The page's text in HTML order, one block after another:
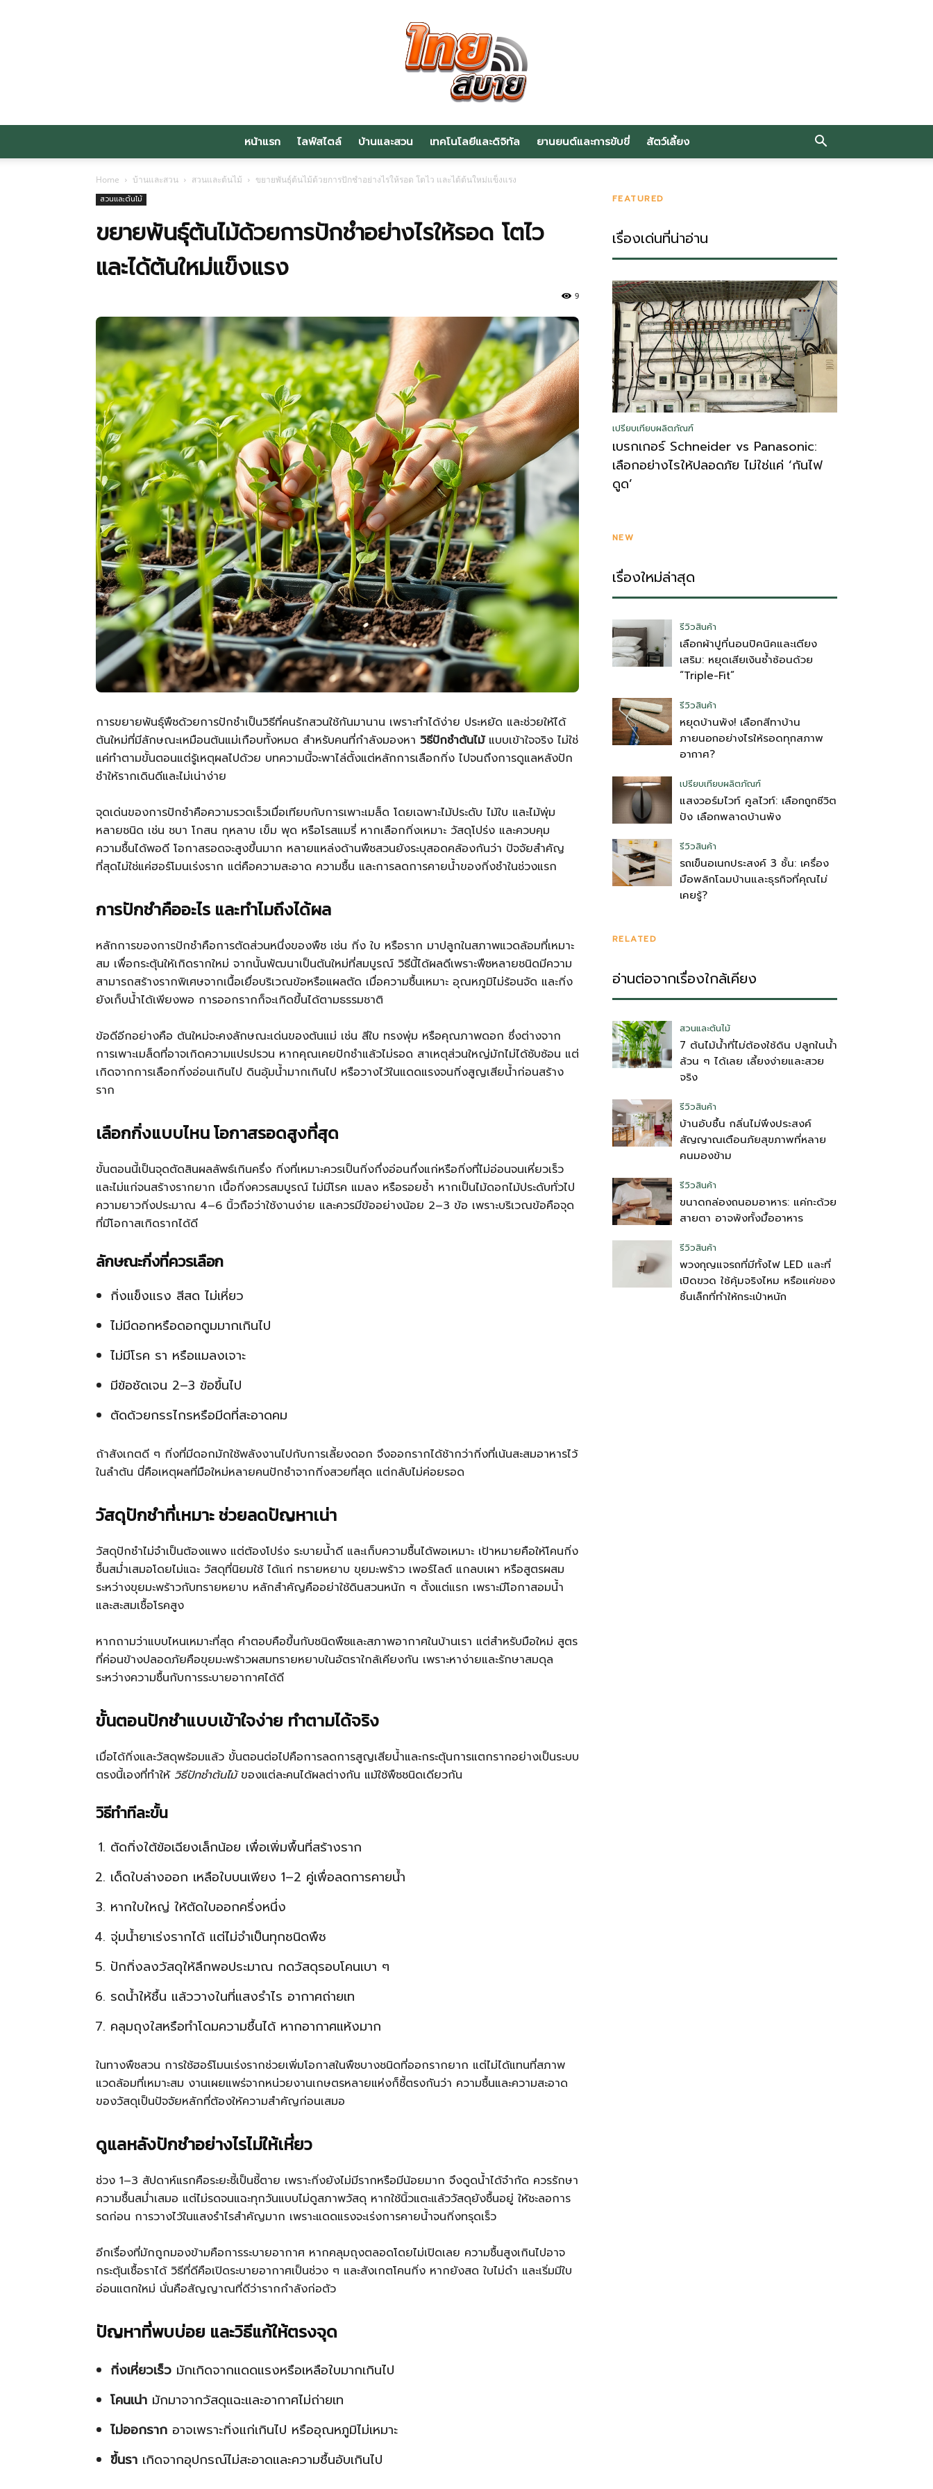
วา
ไร
ตี้
หน้าแรก ไลฟ์สไตล์ บ้านและสวน เทคโนโลยีและดิจิทัล ยานยนต์และการขับขี่ สัตว์เลี้ยง
Home บ้านและสวน สวนและต้นไม้ ขยายพันธุ์ต้นไม้ด้วยการปักชำอย่างไรให้รอด โตไว และได้ต้นใหม่แข็งแรง
สวนและต้นไม้
ขยายพันธุ์ต้นไม้ด้วยการปักชำอย่างไรให้รอด โตไว
และได้ต้นใหม่แข็งแรง
9
การขยายพันธุ์พืชด้วยการปักชำเป็นวิธีที่คนรักสวนใช้กันมานาน เพราะทำได้ง่าย ประหยัด และช่วยให้ได้
ต้นใหม่ที่มีลักษณะเหมือนต้นแม่เกือบทั้งหมด สำหรับคนที่กำลังมองหา วิธีปักชำต้นไม้แบบเข้าใจจริง ไม่ใช่
แค่ทำตามขั้นตอนแต่รู้เหตุผลไปด้วย บทความนี้จะพาไล่ตั้งแต่หลักการเลือกกิ่ง ไปจนถึงการดูแลหลังปัก
ชำให้รากเดินดีและไม่เน่าง่าย
จุดเด่นของการปักชำคือความรวดเร็วเมื่อเทียบกับการเพาะเมล็ด โดยเฉพาะไม้ประดับ ไม้ใบ และไม้พุ่ม
หลายชนิด เช่น ชบา โกสน กุหลาบ เข็ม พุด หรือโรสแมรี่ หากเลือกกิ่งเหมาะ วัสดุโปร่ง และควบคุม
ความชื้นได้พอดี โอกาสรอดจะสูงขึ้นมาก หลายแหล่งด้านพืชสวนยังระบุสอดคล้องกันว่า ปัจจัยสำคัญ
ที่สุดไม่ใช่แค่ฮอร์โมนเร่งราก แต่คือความสะอาด ความชื้น และการลดการคายน้ำของกิ่งชำในช่วงแรก
การปักชำคืออะไร และทำไมถึงได้ผล
หลักการของการปักชำคือการตัดส่วนหนึ่งของพืช เช่น กิ่ง ใบ หรือราก มาปลูกในสภาพแวดล้อมที่เหมาะ
สม เพื่อกระตุ้นให้เกิดรากใหม่ จากนั้นพัฒนาเป็นต้นใหม่ที่สมบูรณ์ วิธีนี้ได้ผลดีเพราะพืชหลายชนิดมีความ
สามารถสร้างรากพิเศษจากเนื้อเยื่อบริเวณข้อหรือแผลตัด เมื่อความชื้นเหมาะ อุณหภูมิไม่ร้อนจัด และกิ่ง
ยังเก็บน้ำได้เพียงพอ การออกรากก็จะเกิดขึ้นได้ตามธรรมชาติ
ข้อดีอีกอย่างคือ ต้นใหม่จะคงลักษณะเด่นของต้นแม่ เช่น สีใบ ทรงพุ่ม หรือคุณภาพดอก ซึ่งต่างจาก
การเพาะเมล็ดที่อาจเกิดความแปรปรวน หากคุณเคยปักชำแล้วไม่รอด สาเหตุส่วนใหญ่มักไม่ได้ซับซ้อน แต่
เกิดจากการเลือกกิ่งอ่อนเกินไป ดินอุ้มน้ำมากเกินไป หรือวางไว้ในแดดแรงจนกิ่งสูญเสียน้ำก่อนสร้าง
ราก
เลือกกิ่งแบบไหน โอกาสรอดสูงที่สุด
ขั้นตอนนี้เป็นจุดตัดสินผลลัพธ์เกินครึ่ง กิ่งที่เหมาะควรเป็นกิ่งกึ่งอ่อนกึ่งแก่หรือกิ่งที่ไม่อ่อนจนเหี่ยวเร็ว
และไม่แก่จนสร้างรากยาก เนื้อกิ่งควรสมบูรณ์ ไม่มีโรค แมลง หรือรอยช้ำ หากเป็นไม้ดอกไม้ประดับทั่วไป
ความยาวกิ่งประมาณ 4–6 นิ้วถือว่าใช้งานง่าย และควรมีข้ออย่างน้อย 2–3 ข้อ เพราะบริเวณข้อคือจุด
ที่มีโอกาสเกิดรากได้ดี
ลักษณะกิ่งที่ควรเลือก
กิ่งแข็งแรง สีสด ไม่เหี่ยว
ไม่มีดอกหรือดอกตูมมากเกินไป
ไม่มีโรค รา หรือแมลงเจาะ
มีข้อชัดเจน 2–3 ข้อขึ้นไป
ตัดด้วยกรรไกรหรือมีดที่สะอาดคม
ถ้าสังเกตดี ๆ กิ่งที่มีดอกมักใช้พลังงานไปกับการเลี้ยงดอก จึงออกรากได้ช้ากว่ากิ่งที่เน้นสะสมอาหารไว้
ในลำต้น นี่คือเหตุผลที่มือใหม่หลายคนปักชำจากกิ่งสวยที่สุด แต่กลับไม่ค่อยรอด
วัสดุปักชำที่เหมาะ ช่วยลดปัญหาเน่า
วัสดุปักชำไม่จำเป็นต้องแพง แต่ต้องโปร่ง ระบายน้ำดี และเก็บความชื้นได้พอเหมาะ เป้าหมายคือให้โคนกิ่ง
ชื้นสม่ำเสมอโดยไม่แฉะ วัสดุที่นิยมใช้ ได้แก่ ทรายหยาบ ขุยมะพร้าว เพอร์ไลต์ แกลบเผา หรือสูตรผสม
ระหว่างขุยมะพร้าวกับทรายหยาบ หลักสำคัญคืออย่าใช้ดินสวนหนัก ๆ ตั้งแต่แรก เพราะมีโอกาสอมน้ำ
และสะสมเชื้อโรคสูง
หากถามว่าแบบไหนเหมาะที่สุด คำตอบคือขึ้นกับชนิดพืชและสภาพอากาศในบ้านเรา แต่สำหรับมือใหม่ สูตร
ที่ค่อนข้างปลอดภัยคือขุยมะพร้าวผสมทรายหยาบในอัตราใกล้เคียงกัน เพราะหาง่ายและรักษาสมดุล
ระหว่างความชื้นกับการระบายอากาศได้ดี
ขั้นตอนปักชำแบบเข้าใจง่าย ทำตามได้จริง
เมื่อได้กิ่งและวัสดุพร้อมแล้ว ขั้นตอนต่อไปคือการลดการสูญเสียน้ำและกระตุ้นการแตกรากอย่างเป็นระบบ
ตรงนี้เองที่ทำให้ วิธีปักชำต้นไม้ของแต่ละคนได้ผลต่างกัน แม้ใช้พืชชนิดเดียวกัน
วิธีทำทีละขั้น
ตัดกิ่งใต้ข้อเฉียงเล็กน้อย เพื่อเพิ่มพื้นที่สร้างราก
เด็ดใบล่างออก เหลือใบบนเพียง 1–2 คู่เพื่อลดการคายน้ำ
หากใบใหญ่ ให้ตัดใบออกครึ่งหนึ่ง
จุ่มน้ำยาเร่งรากได้ แต่ไม่จำเป็นทุกชนิดพืช
ปักกิ่งลงวัสดุให้ลึกพอประมาณ กดวัสดุรอบโคนเบา ๆ
รดน้ำให้ชื้น แล้ววางในที่แสงรำไร อากาศถ่ายเท
คลุมถุงใสหรือทำโดมความชื้นได้ หากอากาศแห้งมาก
ในทางพืชสวน การใช้ฮอร์โมนเร่งรากช่วยเพิ่มโอกาสในพืชบางชนิดที่ออกรากยาก แต่ไม่ได้แทนที่สภาพ
แวดล้อมที่เหมาะสม งานเผยแพร่จากหน่วยงานเกษตรหลายแห่งก็ชี้ตรงกันว่า ความชื้นและความสะอาด
ของวัสดุเป็นปัจจัยหลักที่ต้องให้ความสำคัญก่อนเสมอ
ดูแลหลังปักชำอย่างไรไม่ให้เหี่ยว
ช่วง 1–3 สัปดาห์แรกคือระยะชี้เป็นชี้ตาย เพราะกิ่งยังไม่มีรากหรือมีน้อยมาก จึงดูดน้ำได้จำกัด ควรรักษา
ความชื้นสม่ำเสมอ แต่ไม่รดจนแฉะทุกวันแบบไม่ดูสภาพวัสดุ หากใช้นิ้วแตะแล้ววัสดุยังชื้นอยู่ ให้ชะลอการ
รดก่อน การวางไว้ในแสงรำไรสำคัญมาก เพราะแดดแรงจะเร่งการคายน้ำจนกิ่งทรุดเร็ว
อีกเรื่องที่มักถูกมองข้ามคือการระบายอากาศ หากคลุมถุงตลอดโดยไม่เปิดเลย ความชื้นสูงเกินไปอาจ
กระตุ้นเชื้อราได้ วิธีที่ดีคือเปิดระบายอากาศเป็นช่วง ๆ และสังเกตโคนกิ่ง หากยังสด ใบไม่ดำ และเริ่มมีใบ
อ่อนแตกใหม่ นั่นคือสัญญาณที่ดีว่ารากกำลังก่อตัว
ปัญหาที่พบบ่อย และวิธีแก้ให้ตรงจุด
กิ่งเหี่ยวเร็ว มักเกิดจากแดดแรงหรือเหลือใบมากเกินไป
โคนเน่า มักมาจากวัสดุแฉะและอากาศไม่ถ่ายเท
ไม่ออกราก อาจเพราะกิ่งแก่เกินไป หรืออุณหภูมิไม่เหมาะ
ขึ้นรา เกิดจากอุปกรณ์ไม่สะอาดและความชื้นอับเกินไป
FEATURED
เรื่องเด่นที่น่าอ่าน
เปรียบเทียบผลิตภัณฑ์
เบรกเกอร์ Schneider vs Panasonic:
เลือกอย่างไรให้ปลอดภัย ไม่ใช่แค่ ‘กันไฟ
ดูด’
NEW
เรื่องใหม่ล่าสุด
รีวิวสินค้า
เลือกผ้าปูที่นอนปิคนิคและเตียง
เสริม: หยุดเสียเงินซ้ำซ้อนด้วย
“Triple-Fit”
รีวิวสินค้า
หยุดบ้านพัง! เลือกสีทาบ้าน
ภายนอกอย่างไรให้รอดทุกสภาพ
อากาศ?
เปรียบเทียบผลิตภัณฑ์
แสงวอร์มไวท์ คูลไวท์: เลือกถูกชีวิต
ปัง เลือกพลาดบ้านพัง
รีวิวสินค้า
รถเข็นอเนกประสงค์ 3 ชั้น: เครื่อง
มือพลิกโฉมบ้านและธุรกิจที่คุณไม่
เคยรู้?
RELATED
อ่านต่อจากเรื่องใกล้เคียง
สวนและต้นไม้
7 ต้นไม้น้ำที่ไม่ต้องใช้ดิน ปลูกในน้ำ
ล้วน ๆ ได้เลย เลี้ยงง่ายและสวย
จริง
รีวิวสินค้า
บ้านอับชื้น กลิ่นไม่พึงประสงค์
สัญญาณเตือนภัยสุขภาพที่หลาย
คนมองข้าม
รีวิวสินค้า
ขนาดกล่องถนอมอาหาร: แค่กะด้วย
สายตา อาจพังทั้งมื้ออาหาร
รีวิวสินค้า
พวงกุญแจรถที่มีทั้งไฟ LED และที่
เปิดขวด ใช้คุ้มจริงไหม หรือแค่ของ
ชิ้นเล็กที่ทำให้กระเป๋าหนัก